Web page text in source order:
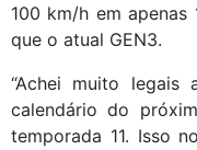
100 km/h em apenas
que o atual GEN3.
“Achei muito legais
calendário do
temporada 11. Isso